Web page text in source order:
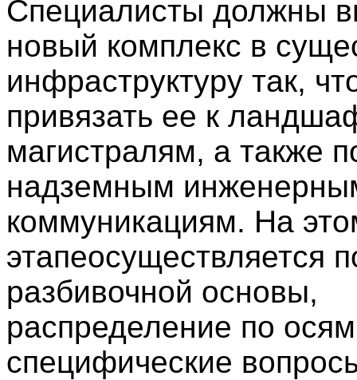
Специалисты должны
новый комплекс в
инфраструктуру так,
привязать ее к
магистралям, а также
надземным
коммуникациям. На
этапеосуществляется
разбивочной основы,
распределение по
специфические